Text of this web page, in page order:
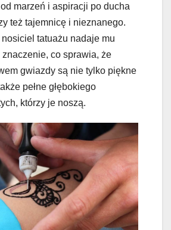
marzeń i aspiracji po ducha
też tajemnicę i nieznanego.
tatuażu nadaje mu
co sprawia, że
gwiazdy są nie tylko piękne
pełne głębokiego
którzy je noszą.